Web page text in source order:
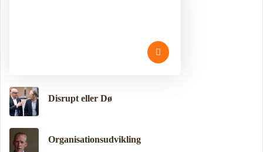
Disrupt eller Dø
Organisationsudvikling